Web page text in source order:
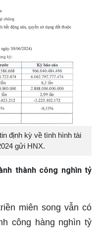
định kỳ về tình hình tài
gửi HNX.
thành công nghìn tỷ
miên song vẫn có
công hàng nghìn tỷ